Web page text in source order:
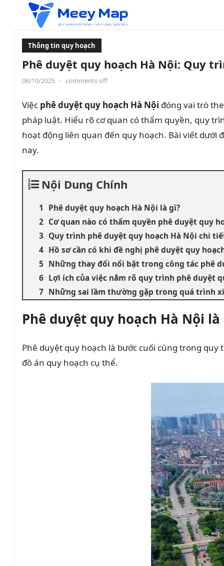
Thông tin quy hoạch
Phê duyệt quy hoạch Hà Nội: Quy
06/10/2025 • comments off
Việc phê duyệt quy hoạch Hà Nội đóng vai trò
pháp luật. Hiểu rõ cơ quan có thẩm quyền, quy
hoạt động liên quan đến quy hoạch. Bài viết dưới
nay.
Nội Dung Chính
Phê duyệt quy hoạch Hà Nội là gì?
Cơ quan nào có thẩm quyền phê duyệt quy
Quy trình phê duyệt quy hoạch Hà Nội chi
Hồ sơ cần có khi đề nghị phê duyệt quy
Những thay đổi nổi bật trong công tác phê
Lợi ích của việc nắm rõ quy trình phê duyệt
Những sai lầm thường gặp trong quá trình
Phê duyệt quy hoạch Hà Nội là
Phê duyệt quy hoạch là bước cuối cùng trong
đồ án quy hoạch cụ thể.